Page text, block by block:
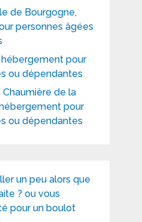
de Bourgogne,
personnes âgées
hébergement pour
ou dépendantes
de la
pour
ou dépendantes
un peu alors que
? ou vous
pour un boulot